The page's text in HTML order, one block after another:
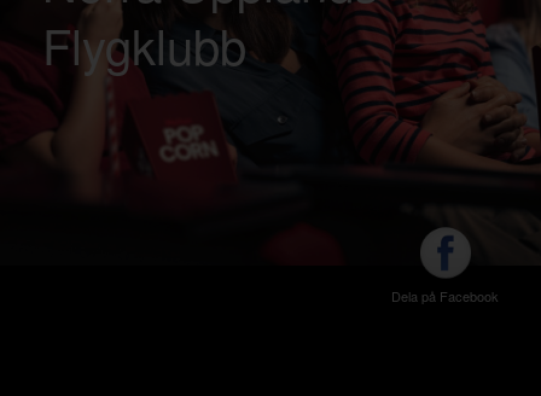
Flygklubb
Dela på Facebook